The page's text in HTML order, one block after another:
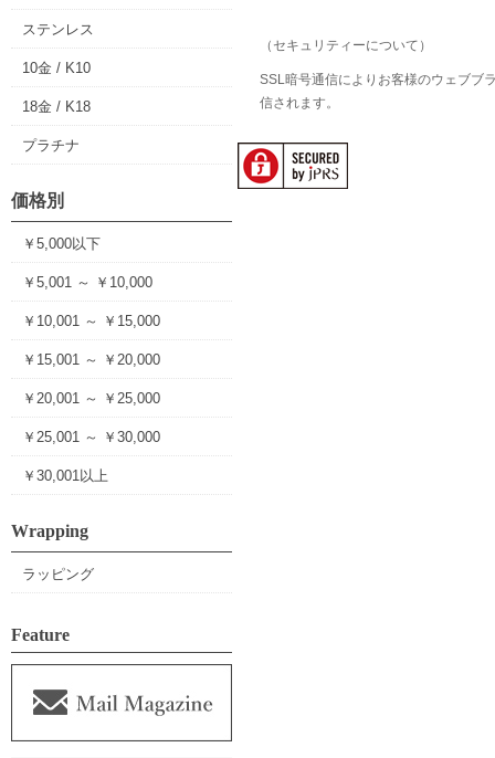
（セキュリティーについて）
SSL暗号通信によりお客様のウェブブ
信されます。
ステンレス
10金 / K10
18金 / K18
プラチナ
価格別
￥5,000以下
￥5,001 ～ ￥10,000
￥10,001 ～ ￥15,000
￥15,001 ～ ￥20,000
￥20,001 ～ ￥25,000
￥25,001 ～ ￥30,000
￥30,001以上
Wrapping
ラッピング
Feature